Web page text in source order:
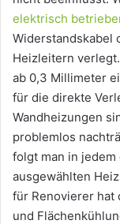
elektrisch
Widerstandskabel
Heizleitern
ab 0,3 Millimeter
für die direkte
Wandheizungen
problemlos
folgt man in
ausgewählten
für Renovierer hat
und